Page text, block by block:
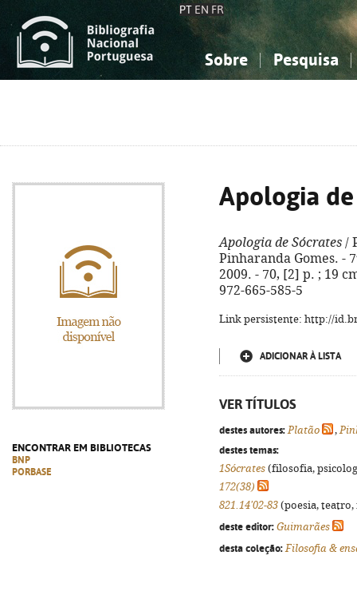
PT EN FR
Sobre Pesquisa
ENCONTRAR EM BIBLIOTECAS
BNP
PORBASE
Apologia
Apologia de Sócrates /
Pinharanda Gomes. -
2009. - 70, [2] p. ; 19
972-665-585-5
Link persistente: http://
ADICIONAR À LISTA
VER TÍTULOS
destes autores: Platão ,
destes temas:
1Sócrates (filosofia,
172(38)
821.14'02-83 (poesia,
deste editor: Guimarães
desta coleção: Filosofia &